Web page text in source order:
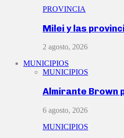
PROVINCIA
Milei y las
2 agosto, 2026
MUNICIPIOS
MUNICIPIOS
Almirante Brown
6 agosto, 2026
MUNICIPIOS